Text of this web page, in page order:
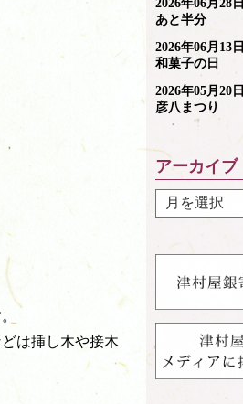
は挿し木や接木
2026年06月28日
あと半分
2026年06月13日
和菓子の日
2026年05月20日
彦八まつり
アーカイブ